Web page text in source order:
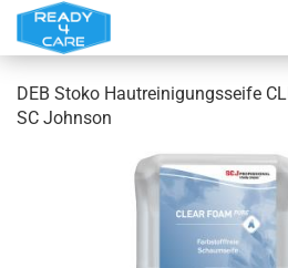
DEB Stoko Hautreinigungsseife
SC Johnson